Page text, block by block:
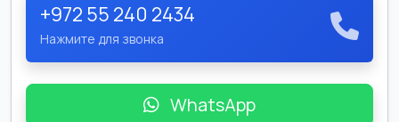
+972 55 240 2434
Нажмите для звонка
WhatsApp